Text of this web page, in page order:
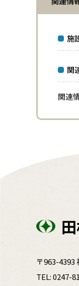
施
関
関連
〒963-4393
TEL:0247-